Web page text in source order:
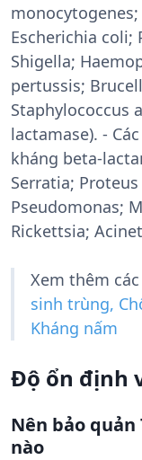
Escherichia coli;
Shigella;
pertussis;
Staphylococcus
lactamase). -
kháng beta-
Serratia;
Pseudomonas;
Rickettsia;
Xem thêm
sinh trùng,
Kháng nấm
Độ ổn định
Nên bảo
nào